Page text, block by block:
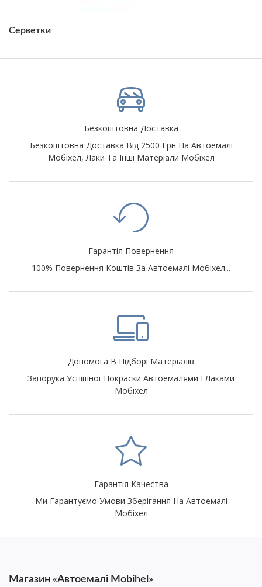
Серветки
Безкоштовна Доставка
Безкоштовна Доставка Від 2500 Грн На Автоемалі
Мобіхел, Лаки Та Інші Матеріали Мобіхел
Гарантія Повернення
100% Повернення Коштів За Автоемалі Мобіхел...
Допомога В Підборі Матеріалів
Запорука Успішної Покраски Автоемалями І Лаками
Мобіхел
Гарантія Качества
Ми Гарантуємо Умови Зберігання На Автоемалі
Мобіхел
Магазин «Автоемалі Mobihel»